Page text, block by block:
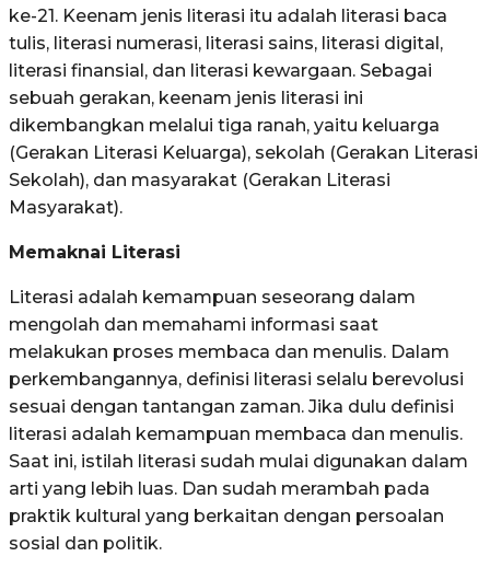
ke-21. Keenam jenis literasi itu adalah literasi baca
tulis, literasi numerasi, literasi sains, literasi digital,
literasi finansial, dan literasi kewargaan. Sebagai
sebuah gerakan, keenam jenis literasi ini
dikembangkan melalui tiga ranah, yaitu keluarga
(Gerakan Literasi Keluarga), sekolah (Gerakan Literasi
Sekolah), dan masyarakat (Gerakan Literasi
Masyarakat).
Memaknai Literasi
Literasi adalah kemampuan seseorang dalam
mengolah dan memahami informasi saat
melakukan proses membaca dan menulis. Dalam
perkembangannya, definisi literasi selalu berevolusi
sesuai dengan tantangan zaman. Jika dulu definisi
literasi adalah kemampuan membaca dan menulis.
Saat ini, istilah literasi sudah mulai digunakan dalam
arti yang lebih luas. Dan sudah merambah pada
praktik kultural yang berkaitan dengan persoalan
sosial dan politik.